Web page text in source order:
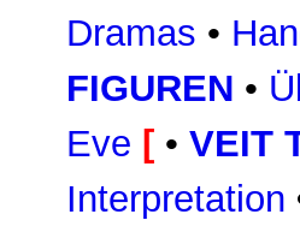
Dramas •
FIGUREN •
Eve [ • VEIT
Interpretation